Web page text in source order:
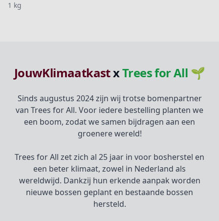
1 kg
JouwKlimaatkastxTrees for All 🌱
Sinds augustus 2024 zijn wij trotse bomenpartner
van Trees for All. Voor iedere bestelling planten we
een boom, zodat we samen bijdragen aan een
groenere wereld!
Trees for All zet zich al 25 jaar in voor bosherstel en
een beter klimaat, zowel in Nederland als
wereldwijd. Dankzij hun erkende aanpak worden
nieuwe bossen geplant en bestaande bossen
hersteld.